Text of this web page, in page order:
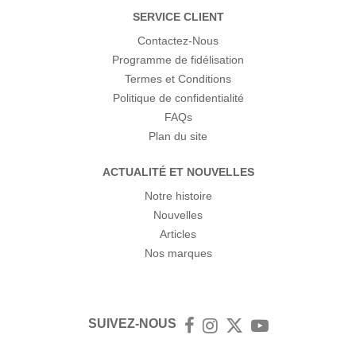
SERVICE CLIENT
Contactez-Nous
Programme de fidélisation
Termes et Conditions
Politique de confidentialité
FAQs
Plan du site
ACTUALITÉ ET NOUVELLES
Notre histoire
Nouvelles
Articles
Nos marques
SUIVEZ-NOUS FacebookInstagram
TwitterYouTube